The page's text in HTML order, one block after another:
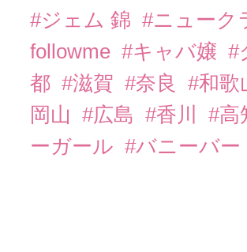
#ジェム 錦 #ニューク
followme #キャバ嬢 #
都 #滋賀 #奈良 #和歌
岡山
#広島 #香川 #高
ーガール #バニーバー